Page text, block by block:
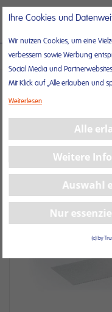
ROLLTEX® – WEISSES
Zum
Ende
der
springen
Ihre Cookies und
Wir nutzen Cookies, um eine
verbessern sowie Werbung
Social Media und
Mit Klick auf „Alle erlauben und
Cookies ein.
anpassen und speichern.
Weitere Informationen erhalten
Impressum.
Weiterlesen
Alle
Weitere
Auswahl
Nur
(c) by